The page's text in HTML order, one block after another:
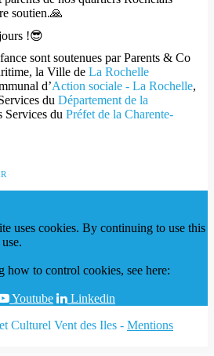
soutien.🙏
!😎
sont soutenues par Parents & Co
la Ville de La Rochelle
d’Action sociale - La Rochelle,
du Département de la
Services du Préfet de la Charente-
uses cookies. By continuing to use this
to control cookies, see here:
Youtube
Linkedin
Culturel Vent des Iles - Mentions